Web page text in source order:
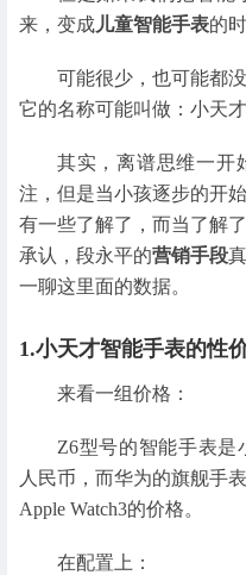
来，变成儿童智能手表的
可能很少，也可能都
它的名称可能叫做：小天才
其实，离谱思维一开
注，但是当小孩逐步的开
有一些了解了，而当了解了
承认，段永平的营销手段
一聊这里面的数据。
1.小天才智能手表的性
来看一组价格：
Z6型号的智能手表是
人民币，而华为的旗舰手
Apple Watch3的价格。
在配置上：